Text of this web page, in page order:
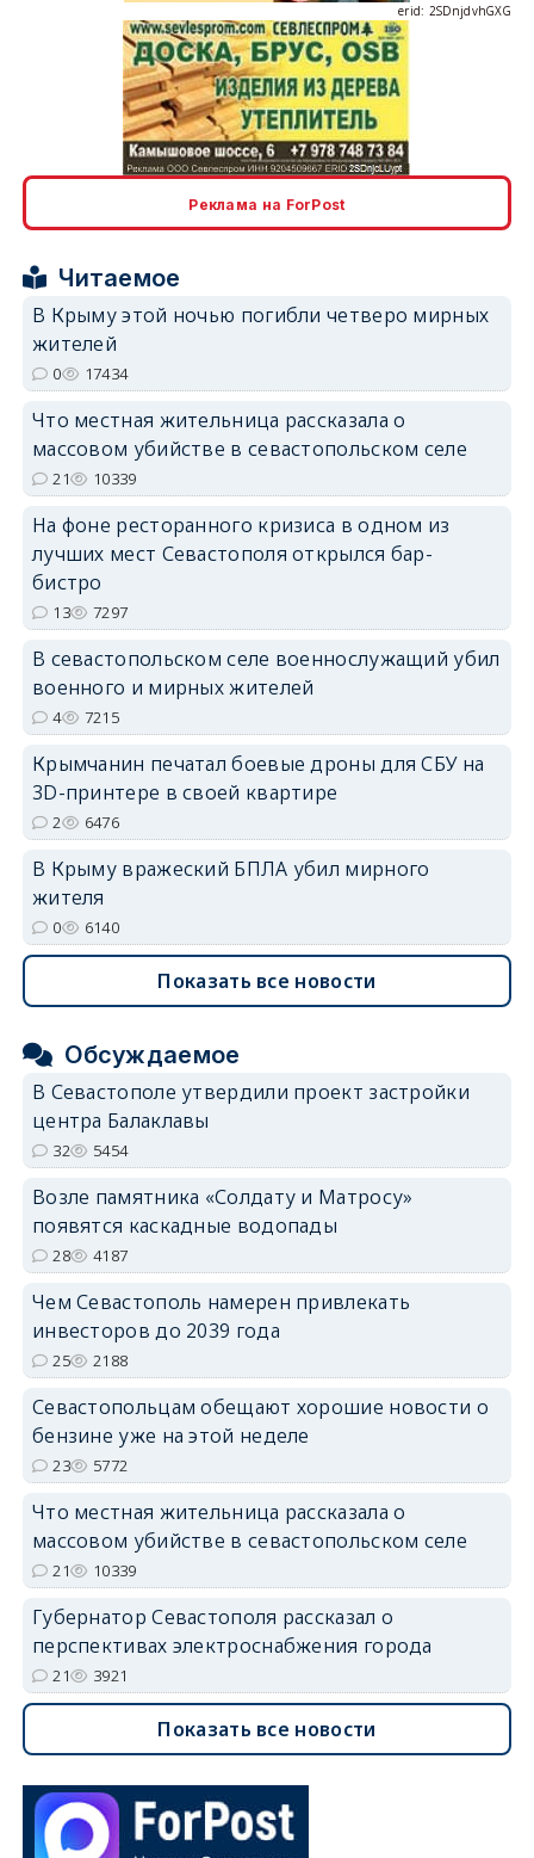
erid: 2SDnjdvhGXG
erid: 2SDnjcLUypt
erid: 2SDnjdPjgYS
Реклама на ForPost
Читаемое
В Крыму этой ночью погибли четверо мирных
жителей
0 17434
Что местная жительница рассказала о
массовом убийстве в севастопольском селе
21 10339
На фоне ресторанного кризиса в одном из
лучших мест Севастополя открылся бар-
бистро
13 7297
В севастопольском селе военнослужащий убил
военного и мирных жителей
4 7215
Крымчанин печатал боевые дроны для СБУ на
3D-принтере в своей квартире
2 6476
В Крыму вражеский БПЛА убил мирного
жителя
0 6140
Показать все новости
Обсуждаемое
В Севастополе утвердили проект застройки
центра Балаклавы
32 5454
Возле памятника «Солдату и Матросу»
появятся каскадные водопады
28 4187
Чем Севастополь намерен привлекать
инвесторов до 2039 года
25 2188
Севастопольцам обещают хорошие новости о
бензине уже на этой неделе
23 5772
Что местная жительница рассказала о
массовом убийстве в севастопольском селе
21 10339
Губернатор Севастополя рассказал о
перспективах электроснабжения города
21 3921
Показать все новости